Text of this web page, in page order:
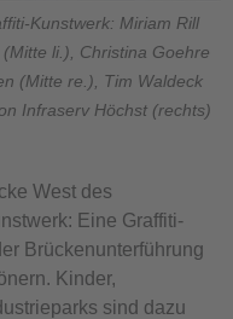
Kunstwerk: Miriam Rill
li.), Christina Goehre
(Mitte re.), Tim Waldeck
Infraserv Höchst (rechts)
West des
Eine Graffiti-
Brückenunterführung
Kinder,
sind dazu